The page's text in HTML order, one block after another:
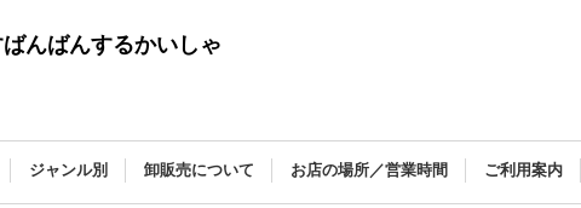
んばんするかいしゃ
ジャンル別 卸販売について お店の場所／営業時間 ご利用案内